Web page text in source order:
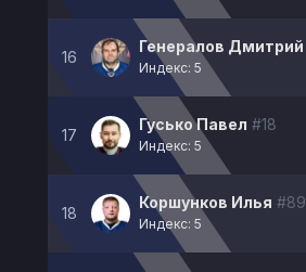
16
Генералов Дмитрий
Индекс: 5
17
Гусько Павел #18
Индекс: 5
18
Коршунков Илья #89
Индекс: 5